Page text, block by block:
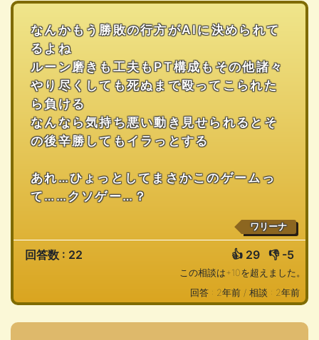
なんかもう勝敗の行方がAIに決められて
るよね
ルーン磨きも工夫もPT構成もその他諸々
やり尽くしても死ぬまで殴ってこられた
ら負ける
なんなら気持ち悪い動き見せられるとそ
の後辛勝してもイラっとする
あれ…ひょっとしてまさかこのゲームっ
て……クソゲー…？
ワリーナ
回答数 : 22 👍 29 👎 -5
この相談は+10を超えました。
回答 : 2年前 / 相談 : 2年前